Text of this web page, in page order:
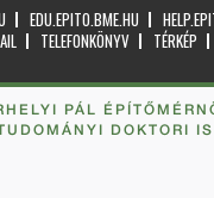
EDU.EPITO.BME.HU
TELEFONKÖNYV TÉRKÉP
PÁL
DOKTORI